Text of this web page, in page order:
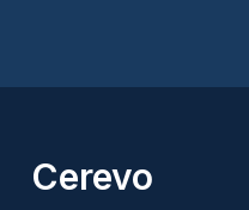
Cerevo